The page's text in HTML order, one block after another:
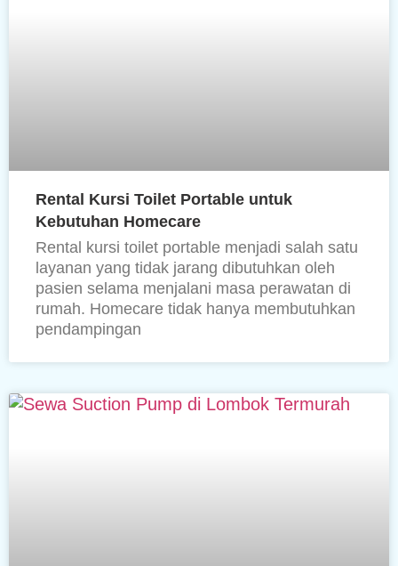
Rental Kursi Toilet Portable untuk
Kebutuhan Homecare
Rental kursi toilet portable menjadi salah satu
layanan yang tidak jarang dibutuhkan oleh
pasien selama menjalani masa perawatan di
rumah. Homecare tidak hanya membutuhkan
pendampingan